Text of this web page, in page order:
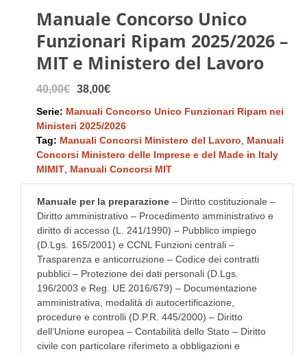
Manuale Concorso Unico
Funzionari Ripam 2025/2026 –
MIT e Ministero del Lavoro
40,00€ 38,00€
Serie: Manuali Concorso Unico Funzionari Ripam nei
Ministeri 2025/2026
Tag: Manuali Concorsi Ministero del Lavoro
Manuali
Concorsi Ministero delle Imprese e del Made in Italy
MIMIT Manuali Concorsi MIT
Manuale per la preparazione – Diritto costituzionale –
Diritto amministrativo – Procedimento amministrativo e
diritto di accesso (L. 241/1990) – Pubblico impiego
(D.Lgs. 165/2001) e CCNL Funzioni centrali –
Trasparenza e anticorruzione – Codice dei contratti
pubblici – Protezione dei dati personali (D.Lgs.
196/2003 e Reg. UE 2016/679) – Documentazione
amministrativa, modalità di autocertificazione,
procedure e controlli (D.P.R. 445/2000) – Diritto
dell’Unione europea – Contabilità dello Stato – Diritto
civile con particolare riferimeto a obbligazioni e